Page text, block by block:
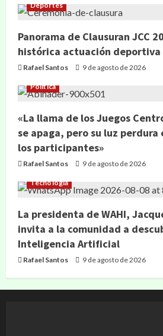
Deportes
Panorama de Clausuran JCC
histórica actuación deportiva
Rafael Santos 9 de agosto de 2026
Política
«La llama de los Juegos
se apaga, pero su luz perdura
los participantes»
Rafael Santos 9 de agosto de 2026
Tecnología
La presidenta de WAHI,
invita a la comunidad a
Inteligencia Artificial
Rafael Santos 9 de agosto de 2026